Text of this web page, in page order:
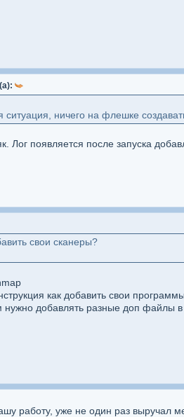
ситуация, ничего на флешке
появляется после запуска
свои сканеры?
как добавить свои программы
нужно добавлять разные доп файлы в
работу, уже не один раз выручал